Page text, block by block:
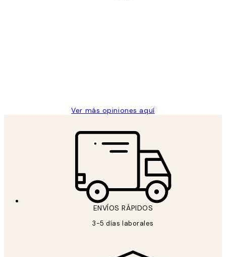
Ver más opiniones aquí
ENVÍOS RÁPIDOS
3-5 días laborales